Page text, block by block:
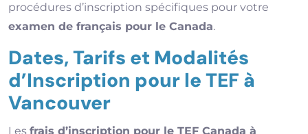
procédures d’inscription spécifiques pour votre
examen de français pour le Canada.
Dates, Tarifs et Modalités
d’Inscription pour le TEF à
Vancouver
Les frais d’inscription pour le TEF Canada à